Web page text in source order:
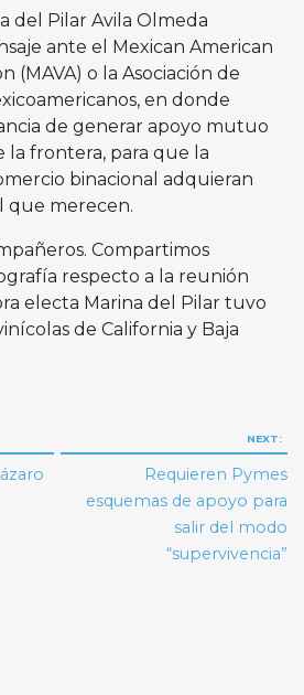
del Pilar Avila Olmeda
ante el Mexican American
(MAVA) o la Asociación de
en donde
de generar apoyo mutuo
la frontera, para que la
binacional adquieran
que merecen.
Compartimos
respecto a la reunión
electa Marina del Pilar tuvo
de California y Baja
NEXT:
Requieren Pymes
esquemas de apoyo para
salir del modo
“supervivencia”